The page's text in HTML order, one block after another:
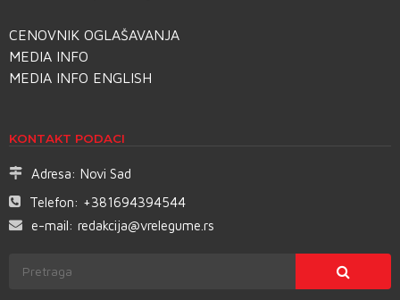
CENOVNIK OGLAŠAVANJA
MEDIA INFO
MEDIA INFO ENGLISH
KONTAKT PODACI
Adresa: Novi Sad
Telefon: +381694394544
e-mail: redakcija@vrelegume.rs